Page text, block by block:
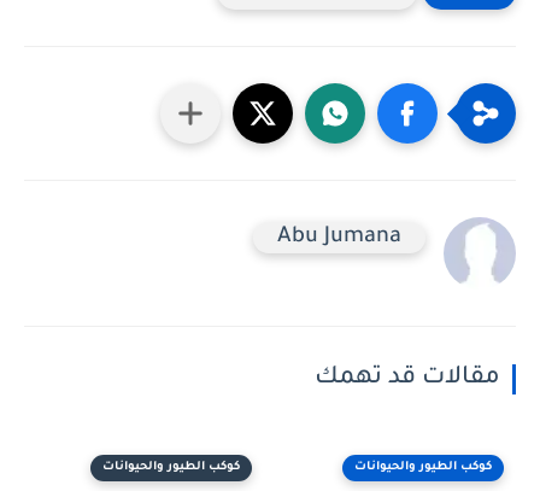
Abu Jumana
مقالات قد تهمك
كوكب الطيور والحيوانات كوكب الطيور والحيوانات